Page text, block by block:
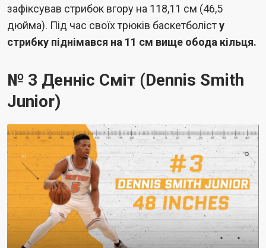
зафіксував стрибок вгору на 118,11 см (46,5
дюйма). Під час своїх трюків баскетболісту
стрибку піднімався на 11 см вище обода кільця.
№ 3 Денніс Сміт (Dennis Smith
Junior)